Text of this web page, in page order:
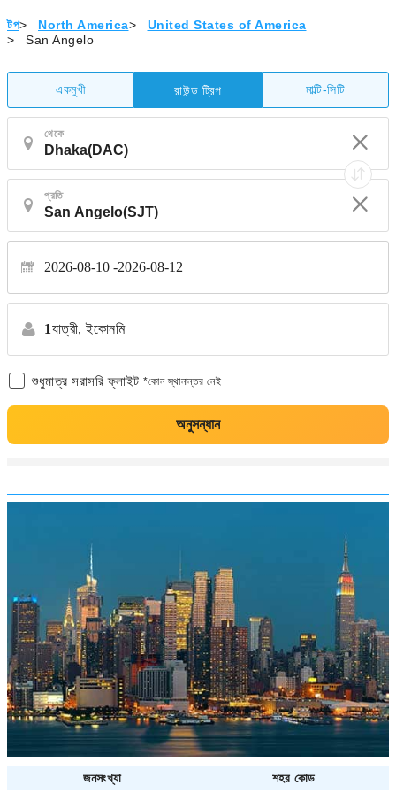
টপ> North America>
United States of America
>
San Angelo
একমুখী রাউন্ড ট্রিপ মাল্টি-সিটি
থেকে
প্রতি
2026-08-10 2026-08-12
1যাত্রী, ইকোনমি
শুধুমাত্র সরাসরি ফ্লাইট *কোন স্থানান্তর নেই
অনুসন্ধান
জনসংখ্যা শহর কোড